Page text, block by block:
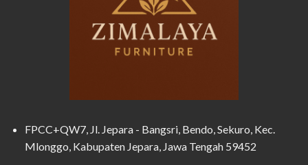
FPCC+QW7, Jl. Jepara - Bangsri, Bendo, Sekuro, Kec.
Mlonggo, Kabupaten Jepara, Jawa Tengah 59452